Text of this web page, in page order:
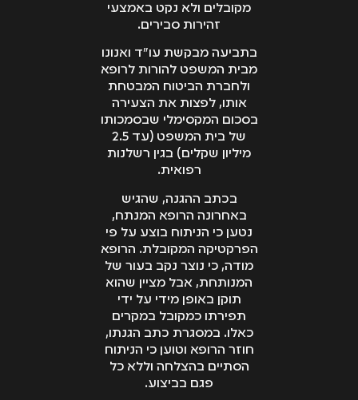
מקובלים ולא נקט באמצעי
זהירות סבירים.
בתביעה מבקשת עו"ד ואנונו
מבית המשפט להורות לרופא
ולחברת הביטוח המבטחת
אותו, לפצות את הצעירה
בסכום המקסימלי שבסמכותו
של בית המשפט (עד 2.5
מיליון שקלים) בגין רשלנות
רפואית.
בכתב ההגנה, שהגיש
באחרונה הרופא המנתח,
נטען כי הניתוח בוצע על פי
הפרקטיקה המקובלת. הרופא
מודה, כי נוצר נקב בעור של
המנותחת, אבל מציין שהוא
תוקן באופן מידי על ידי
תפירתו כמקובל במקרים
כאלו. במסגרת כתב הגנתו,
חוזר הרופא וטוען כי הניתוח
הסתיים בהצלחה וללא כל
פגם בביצוע.